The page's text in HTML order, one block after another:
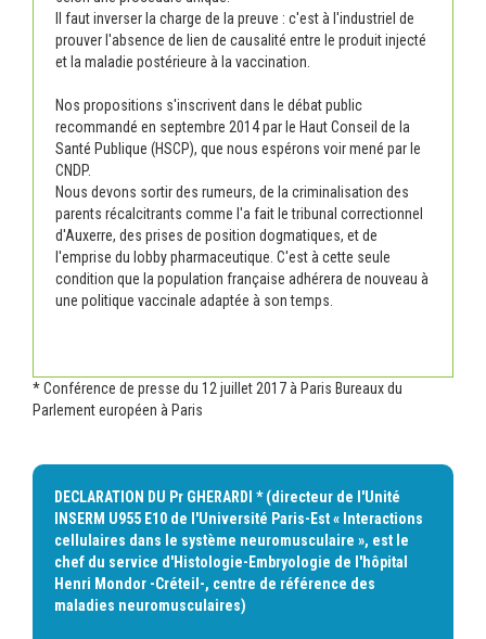
Il faut inverser la charge de la preuve : c'est à l'industriel de
prouver l'absence de lien de causalité entre le produit injecté
et la maladie postérieure à la vaccination.
Nos propositions s'inscrivent dans le débat public
recommandé en septembre 2014 par le Haut Conseil de la
Santé Publique (HSCP), que nous espérons voir mené par le
CNDP.
Nous devons sortir des rumeurs, de la criminalisation des
parents récalcitrants comme l'a fait le tribunal correctionnel
d'Auxerre, des prises de position dogmatiques, et de
l'emprise du lobby pharmaceutique. C'est à cette seule
condition que la population française adhérera de nouveau à
une politique vaccinale adaptée à son temps.
* Conférence de presse du 12 juillet 2017 à Paris Bureaux du
Parlement européen à Paris
DECLARATION DU Pr GHERARDI *(directeur de l'Unité
INSERM U955 E10 de l'Université Paris-Est « Interactions
cellulaires dans le système neuromusculaire », est le
chef du service d'Histologie-Embryologie de l'hôpital
Henri Mondor -Créteil-, centre de référence des
maladies neuromusculaires)